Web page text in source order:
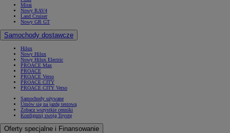
Mirai
Nowy RAV4
Land Cruiser
Nowy GR GT
Samochody dostawcze
Hilux
Nowy Hilux
Nowy Hilux Electric
PROACE Max
PROACE
PROACE Verso
PROACE CITY
PROACE CITY Verso
Samochody używane
Umów się na jazdę testową
Zobacz wszystkie cenniki
Konfiguruj swoją Toyotę
Oferty specjalne i Finansowanie